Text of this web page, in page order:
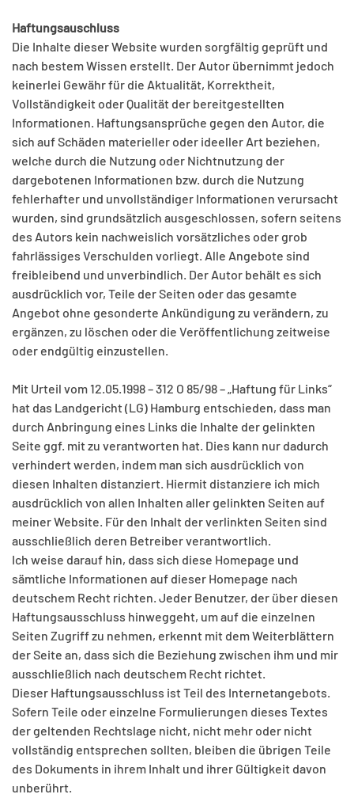
Haftungsauschluss
Die Inhalte dieser Website wurden sorgfältig geprüft und
nach bestem Wissen erstellt. Der Autor übernimmt jedoch
keinerlei Gewähr für die Aktualität, Korrektheit,
Vollständigkeit oder Qualität der bereitgestellten
Informationen. Haftungsansprüche gegen den Autor, die
sich auf Schäden materieller oder ideeller Art beziehen,
welche durch die Nutzung oder Nichtnutzung der
dargebotenen Informationen bzw. durch die Nutzung
fehlerhafter und unvollständiger Informationen verursacht
wurden, sind grundsätzlich ausgeschlossen, sofern seitens
des Autors kein nachweislich vorsätzliches oder grob
fahrlässiges Verschulden vorliegt. Alle Angebote sind
freibleibend und unverbindlich. Der Autor behält es sich
ausdrücklich vor, Teile der Seiten oder das gesamte
Angebot ohne gesonderte Ankündigung zu verändern, zu
ergänzen, zu löschen oder die Veröffentlichung zeitweise
oder endgültig einzustellen.
Mit Urteil vom 12.05.1998 – 312 O 85/98 – „Haftung für Links“
hat das Landgericht (LG) Hamburg entschieden, dass man
durch Anbringung eines Links die Inhalte der gelinkten
Seite ggf. mit zu verantworten hat. Dies kann nur dadurch
verhindert werden, indem man sich ausdrücklich von
diesen Inhalten distanziert. Hiermit distanziere ich mich
ausdrücklich von allen Inhalten aller gelinkten Seiten auf
meiner Website. Für den Inhalt der verlinkten Seiten sind
ausschließlich deren Betreiber verantwortlich.
Ich weise darauf hin, dass sich diese Homepage und
sämtliche Informationen auf dieser Homepage nach
deutschem Recht richten. Jeder Benutzer, der über diesen
Haftungsausschluss hinweggeht, um auf die einzelnen
Seiten Zugriff zu nehmen, erkennt mit dem Weiterblättern
der Seite an, dass sich die Beziehung zwischen ihm und mir
ausschließlich nach deutschem Recht richtet.
Dieser Haftungsausschluss ist Teil des Internetangebots.
Sofern Teile oder einzelne Formulierungen dieses Textes
der geltenden Rechtslage nicht, nicht mehr oder nicht
vollständig entsprechen sollten, bleiben die übrigen Teile
des Dokuments in ihrem Inhalt und ihrer Gültigkeit davon
unberührt.